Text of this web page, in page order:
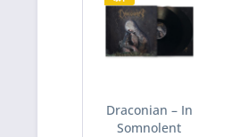
Draconian – In
Somnolent